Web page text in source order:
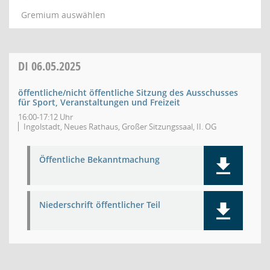
Gremium auswählen
DI 06.05.2025
öffentliche/nicht öffentliche Sitzung des Ausschusses
für Sport, Veranstaltungen und Freizeit
16:00-17:12 Uhr
Ingolstadt, Neues Rathaus, Großer Sitzungssaal, II. OG
Öffentliche Bekanntmachung
Niederschrift öffentlicher Teil